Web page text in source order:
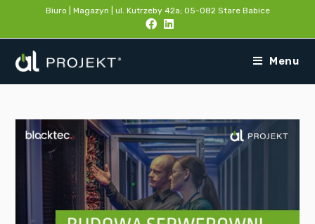
Biuro | Magazyn | ul. Kutrzeby 42a; 05-082 Stare Babice
Menu